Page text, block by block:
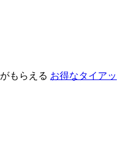
がもらえる お得なタイアッ